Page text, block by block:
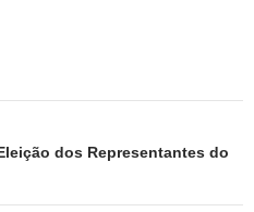
dos Representantes do